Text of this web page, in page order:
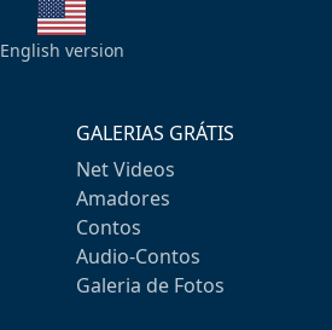
English version
GALERIAS GRÁTIS
Net Videos
Amadores
Contos
Audio-Contos
Galeria de Fotos